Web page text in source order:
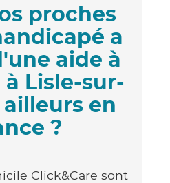
proches
a
aide à
Lisle-sur-
en
?
Click&Care sont